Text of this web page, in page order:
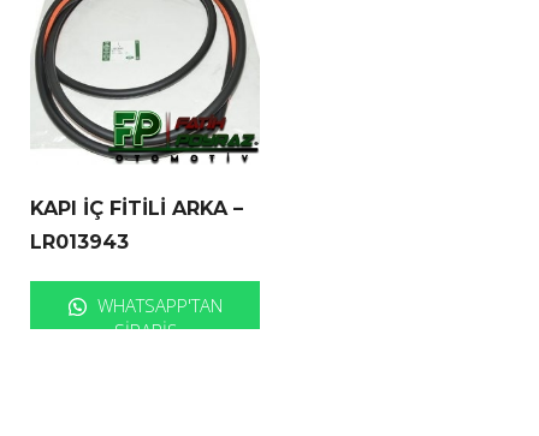
KAPI İÇ FİTİLİ ARKA –
LR013943
WHATSAPP'TAN
SIPARIŞ